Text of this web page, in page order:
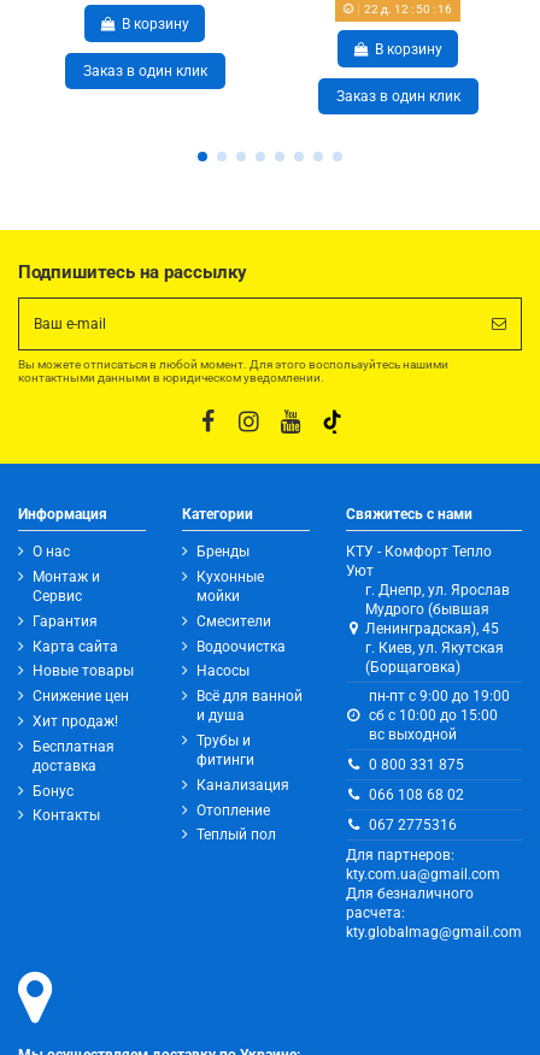
В корзину
Заказ в один клик
22 д. 12 : 50 : 15
В корзину
Заказ в один клик
Подпишитесь на рассылку
Вы можете отписаться в любой момент. Для этого воспользуйтесь нашими
контактными данными в юридическом уведомлении.
Информация
О нас
Монтаж и
Сервис
Гарантия
Карта сайта
Новые товары
Снижение цен
Хит продаж!
Бесплатная
доставка
Бонус
Контакты
Категории
Бренды
Кухонные
мойки
Смесители
Водоочистка
Насосы
Всё для ванной
и душа
Трубы и
фитинги
Канализация
Отопление
Теплый пол
Свяжитесь с нами
КТУ - Комфорт Тепло
Уют
г. Днепр, ул. Ярослав
Мудрого (бывшая
Ленинградская), 45
г. Киев, ул. Якутская
(Борщаговка)
пн-пт с 9:00 до 19:00
сб с 10:00 до 15:00
вс выходной
0 800 331 875
066 108 68 02
067 2775316
Для партнеров:
kty.com.ua@gmail.com
Для безналичного
расчета:
kty.globalmag@gmail.com